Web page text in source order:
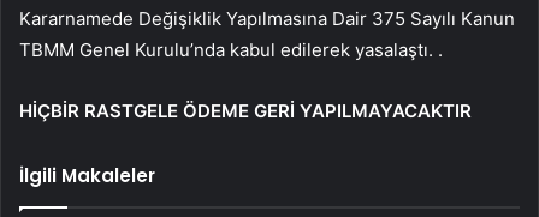
Kararnamede Değişiklik Yapılmasına Dair 375 Sayılı Kanun
TBMM Genel Kurulu’nda kabul edilerek yasalaştı. .
HİÇBİR RASTGELE ÖDEME GERİ YAPILMAYACAKTIR
İlgili Makaleler